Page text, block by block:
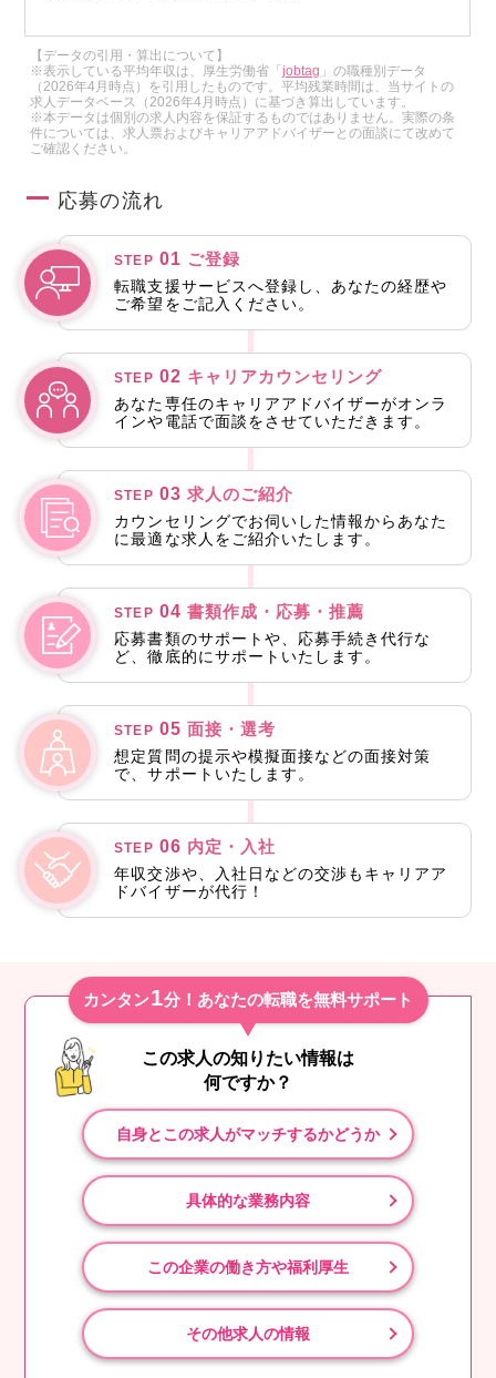
【データの引用・算出について】
※表示している平均年収は、厚生労働省「jobtag 」の職種別データ
（2026年4月時点）を引用したものです。平均残業時間は、当サイトの
求人データベース（2026年4月時点）に基づき算出しています。
※本データは個別の求人内容を保証するものではありません。実際の条
件については、求人票およびキャリアアドバイザーとの面談にて改めて
ご確認ください。
応募の流れ
STEP 01 ご登録
転職支援サービスへ登録し、あなたの経歴や
ご希望をご記入ください。
STEP 02 キャリアカウンセリング
あなた専任のキャリアアドバイザーがオンラ
インや電話で面談をさせていただきます。
STEP 03 求人のご紹介
カウンセリングでお伺いした情報からあなた
に最適な求人をご紹介いたします。
STEP 04 書類作成・応募・推薦
応募書類のサポートや、応募手続き代行な
ど、徹底的にサポートいたします。
STEP 05 面接・選考
想定質問の提示や模擬面接などの面接対策
で、サポートいたします。
STEP 06 内定・入社
年収交渉や、入社日などの交渉もキャリアア
ドバイザーが代行！
カンタン1分！あなたの転職を無料サポート
この求人の知りたい情報は
何ですか？
自身とこの求人がマッチするかどうか
具体的な業務内容
この企業の働き方や福利厚生
その他求人の情報